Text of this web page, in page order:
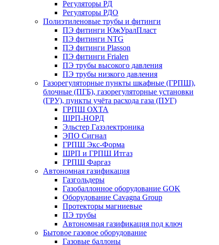
Регуляторы РД
Регуляторы РДО
Полиэтиленовые трубы и фитинги
ПЭ фитинги ЮжУралПласт
ПЭ фитинги NTG
ПЭ фитинги Plasson
ПЭ фитинги Frialen
ПЭ трубы высокого давления
ПЭ трубы низкого давления
Газорегуляторные пункты шкафные (ГРПШ),
блочные (ПГБ), газорегуляторные установки
(ГРУ), пункты учёта расхода газа (ПУГ)
ГРПШ ОХТА
ШРП-НОРД
Эльстер Газэлектроника
ЭПО Сигнал
ГРПШ Экс-Форма
ШРП и ГРПШ Итгаз
ГРПШ Фаргаз
Автономная газификация
Газгольдеры
Газобаллонное оборудование GOK
Оборудование Cavagna Group
Протекторы магниевые
ПЭ трубы
Автономная газификация под ключ
Бытовое газовое оборудование
Газовые баллоны